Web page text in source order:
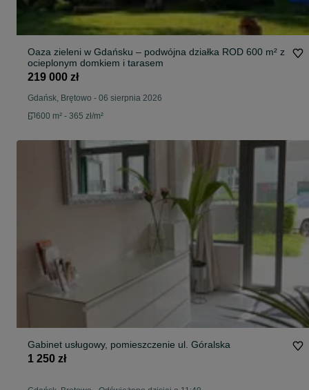
Oaza zieleni w Gdańsku – podwójna działka ROD 600 m² z
ocieplonym domkiem i tarasem
219 000 zł
Gdańsk, Brętowo - 06 sierpnia 2026
600 m² - 365 zł/m²
Gabinet usługowy, pomieszczenie ul. Góralska
1 250 zł